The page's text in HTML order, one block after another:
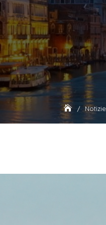
Notizie